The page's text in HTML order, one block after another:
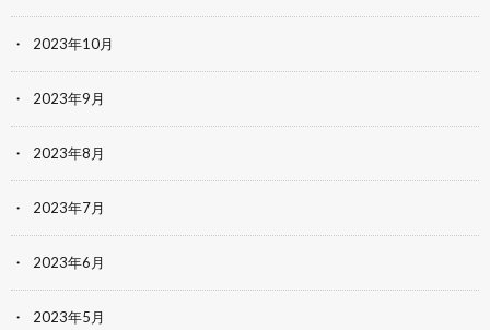
2023年10月
2023年9月
2023年8月
2023年7月
2023年6月
2023年5月